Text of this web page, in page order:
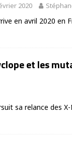
2020
en avril 2020 en
et les
sa relance des